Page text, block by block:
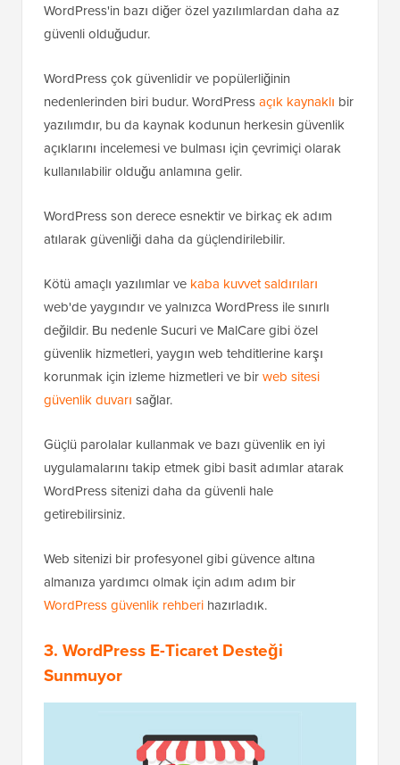
WordPress'in bazı diğer özel yazılımlardan daha az
güvenli olduğudur.
WordPress çok güvenlidir ve popülerliğinin
nedenlerinden biri budur. WordPressaçık kaynaklı bir
yazılımdır, bu da kaynak kodunun herkesin güvenlik
açıklarını incelemesi ve bulması için çevrimiçi olarak
kullanılabilir olduğu anlamına gelir.
WordPress son derece esnektir ve birkaç ek adım
atılarak güvenliği daha da güçlendirilebilir.
Kötü amaçlı yazılımlar ve kaba kuvvet saldırıları
web'de yaygındır ve yalnızca WordPress ile sınırlı
değildir. Bu nedenle Sucuri ve MalCare gibi özel
güvenlik hizmetleri, yaygın web tehditlerine karşı
korunmak için izleme hizmetleri ve birweb sitesi
güvenlik duvarı sağlar.
Güçlü parolalar kullanmak ve bazı güvenlik en iyi
uygulamalarını takip etmek gibi basit adımlar atarak
WordPress sitenizi daha da güvenli hale
getirebilirsiniz.
Web sitenizi bir profesyonel gibi güvence altına
almanıza yardımcı olmak için adım adım bir
WordPress güvenlik rehberi hazırladık.
3. WordPress E-Ticaret Desteği
Sunmuyor